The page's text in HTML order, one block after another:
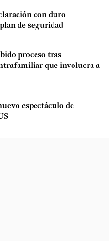
con duro
de seguridad
proceso tras
que involucra a
espectáculo de